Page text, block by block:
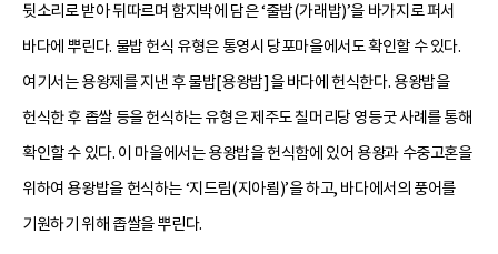
뒷소리로 받아 뒤따르며 함지박에 담은 ‘줄밥(가래밥)’을 바가지로 퍼서
바다에 뿌린다. 물밥 헌식 유형은 통영시 당포마을에서도 확인할 수 있다.
여기서는 용왕제를 지낸 후 물밥[용왕밥]을 바다에 헌식한다. 용왕밥을
헌식한 후 좁쌀 등을 헌식하는 유형은 제주도 칠머리당 영등굿 사례를 통해
확인할 수 있다. 이 마을에서는 용왕밥을 헌식함에 있어 용왕과 수중고혼을
위하여 용왕밥을 헌식하는 ‘지드림(지아룀)’을 하고, 바다에서의 풍어를
기원하기 위해 좁쌀을 뿌린다.